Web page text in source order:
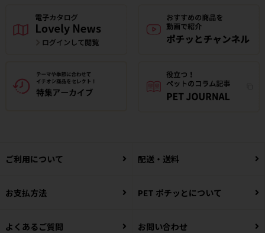
ご利用について 配送・送料
お支払方法 PET ポチッとについて
よくあるご質問 お問い合わせ